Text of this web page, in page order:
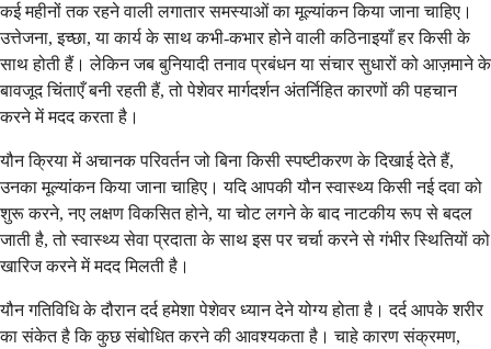
कई महीनों तक रहने वाली लगातार समस्याओं का मूल्यांकन किया जाना चाहिए।
उत्तेजना, इच्छा, या कार्य के साथ कभी-कभार होने वाली कठिनाइयाँ हर किसी के
साथ होती हैं। लेकिन जब बुनियादी तनाव प्रबंधन या संचार सुधारों को आज़माने के
बावजूद चिंताएँ बनी रहती हैं, तो पेशेवर मार्गदर्शन अंतर्निहित कारणों की पहचान
करने में मदद करता है।
यौन क्रिया में अचानक परिवर्तन जो बिना किसी स्पष्टीकरण के दिखाई देते हैं,
उनका मूल्यांकन किया जाना चाहिए। यदि आपकी यौन स्वास्थ्य किसी नई दवा को
शुरू करने, नए लक्षण विकसित होने, या चोट लगने के बाद नाटकीय रूप से बदल
जाती है, तो स्वास्थ्य सेवा प्रदाता के साथ इस पर चर्चा करने से गंभीर स्थितियों को
खारिज करने में मदद मिलती है।
यौन गतिविधि के दौरान दर्द हमेशा पेशेवर ध्यान देने योग्य होता है। दर्द आपके शरीर
का संकेत है कि कुछ संबोधित करने की आवश्यकता है। चाहे कारण संक्रमण,